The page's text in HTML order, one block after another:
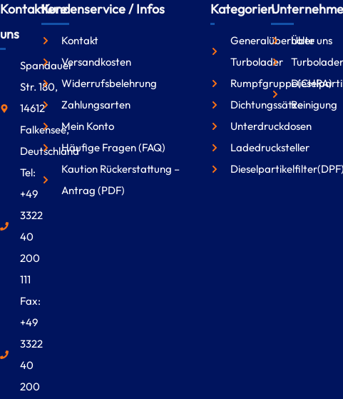
Kontaktiere
uns
Spandauer
Str. 180,
14612
Falkensee,
Deutschland
Tel:
+49
3322
40
200
111
Fax:
+49
3322
40
200
Kundenservice / Infos
Kontakt
Versandkosten
Widerrufsbelehrung
Zahlungsarten
Mein Konto
Häufige Fragen (FAQ)
Kaution Rückerstattung –
Antrag (PDF)
Kategorien
Generalüberholte
Turbolader
Rumpfgruppe(CHRA)
Dichtungssätze
Unterdruckdosen
Ladedrucksteller
Dieselpartikelfilter(DPF)
Über uns
Reinigung